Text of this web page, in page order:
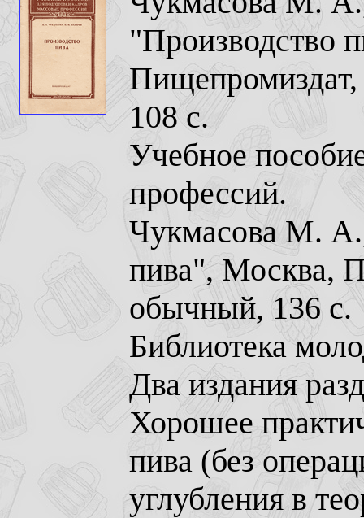
"Производство
108 с.
Учебное
профессий.
Чукмасова М.
пива", Москва,
обычный, 136 с.
Библиотека
Два издания
Хорошее
пива (без
углубления в